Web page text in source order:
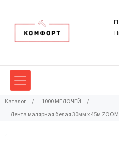
Каталог / 1000 МЕЛОЧЕЙ
/
Лента малярная белая 30мм x 45м